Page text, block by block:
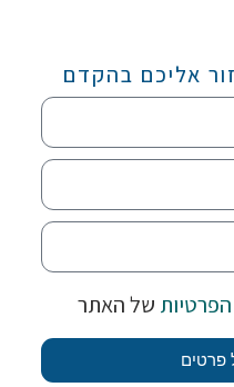
אליכם בהקדם
של האתר